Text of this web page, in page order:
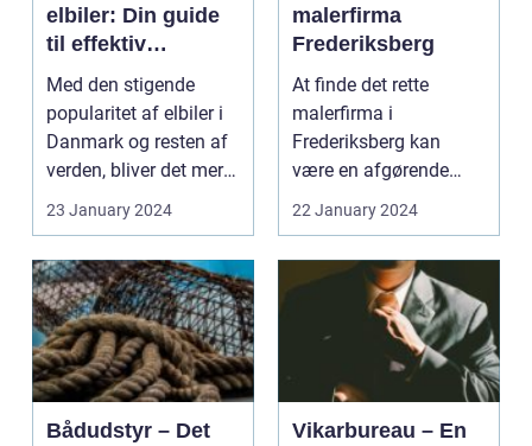
elbiler: Din guide
til effektiv
opladning hjemme
Med den stigende
popularitet af elbiler i
Danmark og resten af
verden, bliver det mere
og mere relev...
23 January 2024
malerfirma
Frederiksberg
At finde det rette
malerfirma i
Frederiksberg kan
være en afgørende
faktor for at sikre, at
dit hjem...
22 January 2024
Bådudstyr – Det
Vikarbureau – En